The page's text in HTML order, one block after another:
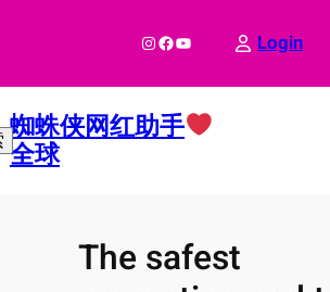
InstagramFacebook YouTube Login
蜘蛛侠网红助手
全球
The safest